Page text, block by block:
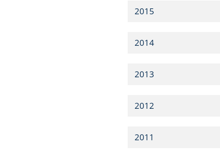
2015
2014
2013
2012
2011